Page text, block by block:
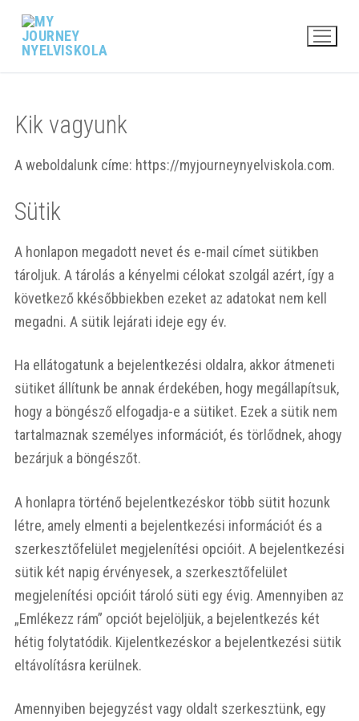
Ugrás
tartalomra
Kik vagyunk
A weboldalunk címe: https://myjourneynyelviskola.com.
Sütik
A honlapon megadott nevet és e-mail címet sütikben
tároljuk. A tárolás a kényelmi célokat szolgál azért, így a
következő kkésőbbiekben ezeket az adatokat nem kell
megadni. A sütik lejárati ideje egy év.
Ha ellátogatunk a bejelentkezési oldalra, akkor átmeneti
sütiket állítunk be annak érdekében, hogy megállapítsuk,
hogy a böngésző elfogadja-e a sütiket. Ezek a sütik nem
tartalmaznak személyes információt, és törlődnek, ahogy
bezárjuk a böngészőt.
A honlapra történő bejelentkezéskor több sütit hozunk
létre, amely elmenti a bejelentkezési információt és a
szerkesztőfelület megjelenítési opcióit. A bejelentkezési
sütik két napig érvényesek, a szerkesztőfelület
megjelenítési opcióit tároló süti egy évig. Amennyiben az
„Emlékezz rám” opciót bejelöljük, a bejelentkezés két
hétig folytatódik. Kijelentkezéskor a bejelentkezési sütik
eltávolításra kerülnek.
Amennyiben bejegyzést vagy oldalt szerkesztünk, egy